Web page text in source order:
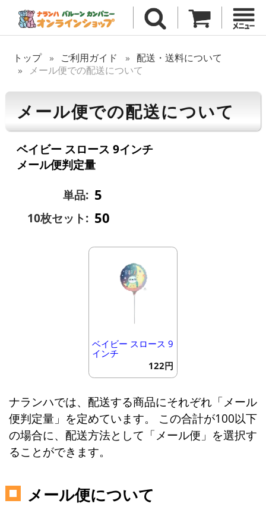
トップ ご利用ガイド
配送・送料について
メール便での配送について
メール便での配送について
ベイビー スロース 9インチ
メール便判定量
単品: 5
10枚セット: 50
ベイビー スロース 9
インチ
122円
ナランハでは、配送する商品にそれぞれ「メール
便判定量」を定めています。 この合計が100以下
の場合に、配送方法として「メール便」を選択す
ることができます。
メール便について